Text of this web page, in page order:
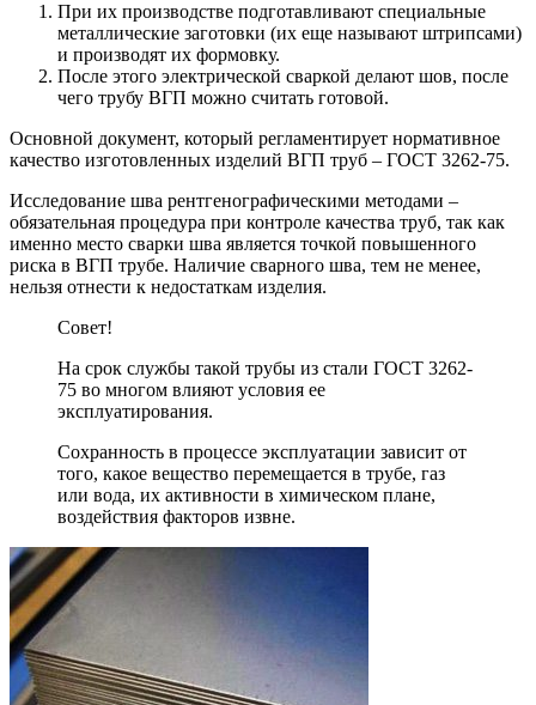
При их производстве подготавливают специальные
металлические заготовки (их еще называют штрипсами)
и производят их формовку.
После этого электрической сваркой делают шов, после
чего трубу ВГП можно считать готовой.
Основной документ, который регламентирует нормативное
качество изготовленных изделий ВГП труб – ГОСТ 3262-75.
Исследование шва рентгенографическими методами –
обязательная процедура при контроле качества труб, так как
именно место сварки шва является точкой повышенного
риска в ВГП трубе. Наличие сварного шва, тем не менее,
нельзя отнести к недостаткам изделия.
Совет!
На срок службы такой трубы из стали ГОСТ 3262-
75 во многом влияют условия ее
эксплуатирования.
Сохранность в процессе эксплуатации зависит от
того, какое вещество перемещается в трубе, газ
или вода, их активности в химическом плане,
воздействия факторов извне.